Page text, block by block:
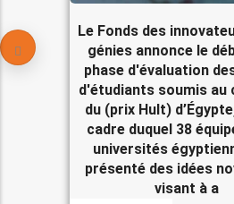
Le Fonds des
génies annonce le
phase d'évaluation
d'étudiants soumis au
du (prix Hult)
cadre duquel 38
universités
présenté des idées
visant à a